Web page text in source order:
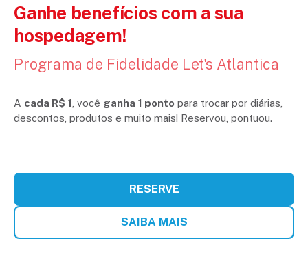
Ganhe benefícios com a sua
hospedagem!
Programa de Fidelidade Let's Atlantica
A cada R$ 1 , você ganha 1 ponto para trocar por diárias,
descontos, produtos e muito mais! Reservou, pontuou.
RESERVE
SAIBA MAIS